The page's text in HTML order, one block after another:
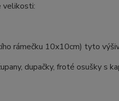
velikosti:
rámečku 10x10cm) tyto
dupačky, froté osušky s